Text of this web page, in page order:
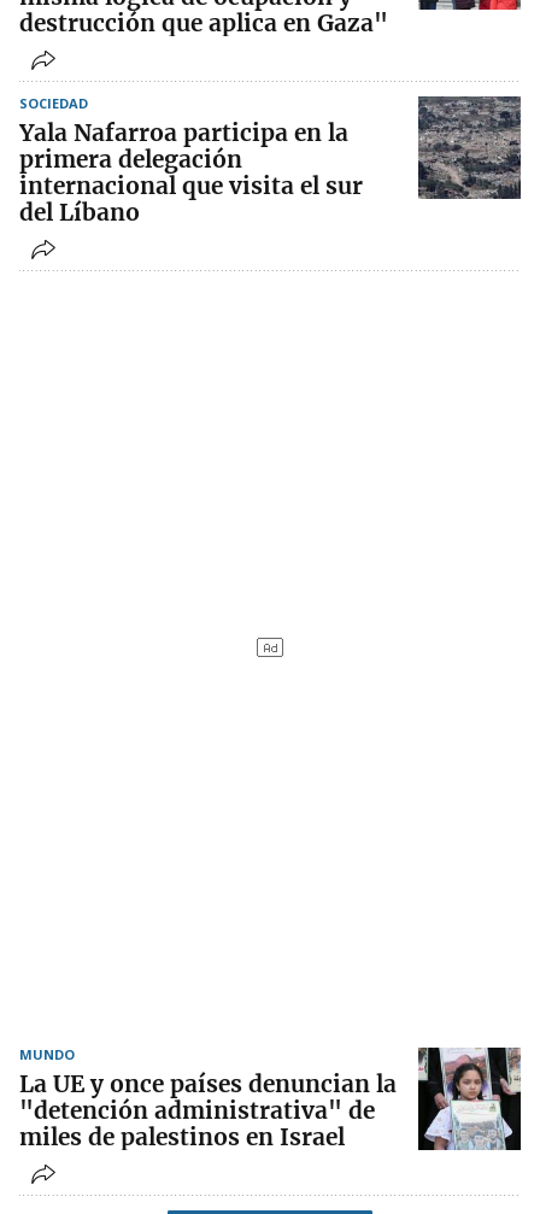
destrucción que aplica en Gaza"
SOCIEDAD
Yala Nafarroa participa en la
primera delegación
internacional que visita el sur
del Líbano
MUNDO
La UE y once países denuncian la
"detención administrativa" de
miles de palestinos en Israel